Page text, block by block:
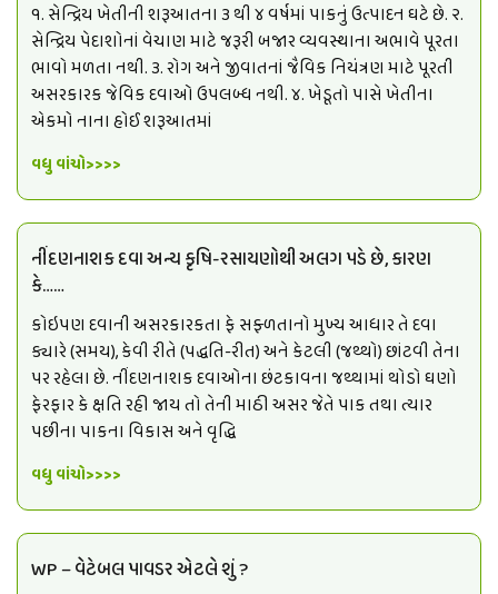
૧. સેન્દ્રિય ખેતીની શરૂઆતના ૩ થી ૪ વર્ષમાં પાકનું ઉત્પાદન ઘટે છે. ૨.
સેન્દ્રિય પેદાશોનાં વેચાણ માટે જરૂરી બજાર વ્યવસ્થાના અભાવે પૂરતા
ભાવો મળતા નથી. ૩. રોગ અને જીવાતનાં જૈવિક નિયંત્રણ માટે પૂરતી
અસરકારક જેવિક દવાઓ ઉપલબ્ધ નથી. ૪. ખેડૂતો પાસે ખેતીના
એકમો નાના હોઈ શરૂઆતમાં
વધુ વાંચો>>>>
નીંદણનાશક દવા અન્ય કૃષિ-રસાયણોથી અલગ પડે છે, કારણ
કે……
કોઇપણ દવાની અસરકારકતા ફે સફ્ળતાનો મુખ્ય આધાર તે દવા
ક્યારે (સમય), કેવી રીતે (પદ્ધતિ-રીત) અને કેટલી (જથ્થો) છાંટવી તેના
પર રહેલા છે. નીંદણનાશક દવાઓના છંટકાવના જથ્થામાં થોડો ઘણો
ફેરફાર કે ક્ષતિ રહી જાય તો તેની માઠી અસર જેતે પાક તથા ત્યાર
પછીના પાકના વિકાસ અને વૃદ્ધિ
વધુ વાંચો>>>>
WP – વેટેબલ પાવડર એટલે શું ?